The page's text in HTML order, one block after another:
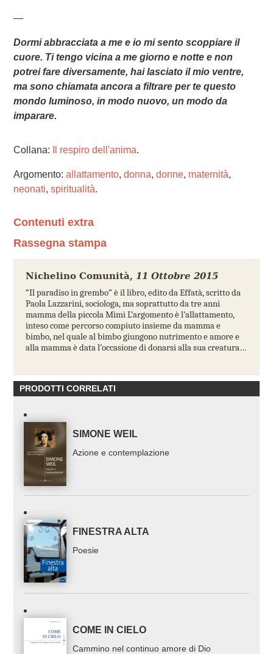
—
Dormi abbracciata a me e io mi sento scoppiare il
cuore. Ti tengo vicina a me giorno e notte e non
potrei fare diversamente, hai lasciato il mio ventre,
ma sono chiamata ancora a filtrare per te questo
mondo luminoso, in modo nuovo, un modo da
imparare.
Collana: Il respiro dell'anima.
Argomento: allattamento, donna, donne, maternità,
neonati, spiritualità.
Contenuti extra
Rassegna stampa
Nichelino Comunità, 11 Ottobre 2015
“Il paradiso in grembo” è il libro, edito da Effatà, scritto da
Paola Lazzarini, sociologa, ma soprattutto da tre anni
mamma della piccola Mimì L’argomento è l’allattamento,
inteso come percorso compiuto insieme da mamma e
bimbo, nel quale al bimbo giungono nutrimento e amore e
alla mamma è data l’occasione di donarsi alla sua creatura…
PRODOTTI CORRELATI
SIMONE WEIL
Azione e contemplazione
FINESTRA ALTA
Poesie
COME IN CIELO
Cammino nel continuo amore di Dio